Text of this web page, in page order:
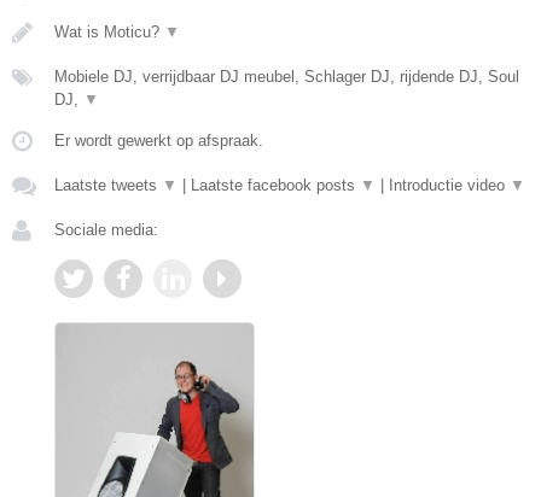
Wat is Moticu? ▼
Mobiele DJ, verrijdbaar DJ meubel, Schlager DJ, rijdende DJ, Soul
DJ, ▼
Er wordt gewerkt op afspraak.
Laatste tweets ▼ Laatste facebook posts ▼ Introductie video ▼
Sociale media: